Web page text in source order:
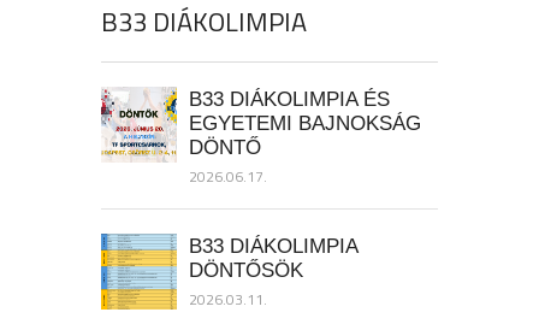
B33 DIÁKOLIMPIA
B33 DIÁKOLIMPIA ÉS
EGYETEMI BAJNOKSÁG
DÖNTŐ
2026.06.17.
B33 DIÁKOLIMPIA
DÖNTŐSÖK
2026.03.11.